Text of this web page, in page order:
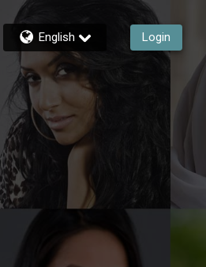
English Login